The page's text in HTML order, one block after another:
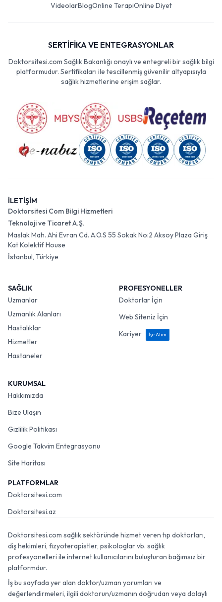
VideolarBlogOnline TerapiOnline Diyet
SERTİFİKA VE ENTEGRASYONLAR
Doktorsitesi.com Sağlık Bakanlığı onaylı ve entegreli bir sağlık bilgi
platformudur. Sertifikaları ile tescillenmiş güvenilir altyapısıyla
sağlık hizmetlerine erişim sağlar.
İLETİŞİM
Doktorsitesi Com Bilgi Hizmetleri
Teknoloji ve Ticaret A.Ş.
Maslak Mah. Ahi Evran Cd. A.O.S 55 Sokak No:2 Aksoy Plaza Giriş
Kat Kolektif House
İstanbul, Türkiye
SAĞLIK
Uzmanlar
Uzmanlık Alanları
Hastalıklar
Hizmetler
Hastaneler
PROFESYONELLER
Doktorlar İçin
Web Siteniz İçin
Kariyer
İşe Alım
KURUMSAL
Hakkımızda
Bize Ulaşın
Gizlilik Politikası
Google Takvim Entegrasyonu
Site Haritası
PLATFORMLAR
Doktorsitesi.com
Doktorsitesi.az
Doktorsitesi.com sağlık sektöründe hizmet veren tıp doktorları,
diş hekimleri, fizyoterapistler, psikologlar vb. sağlık
profesyonelleri ile internet kullanıcılarını buluşturan bağımsız bir
platformdur.
İş bu sayfada yer alan doktor/uzman yorumları ve
değerlendirmeleri, ilgili doktorun/uzmanın doğrudan veya dolaylı